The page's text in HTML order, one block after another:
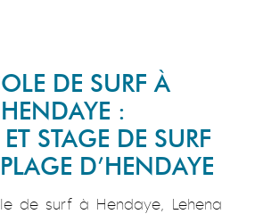
DE SURF À
HENDAYE :
STAGE DE SURF
D’HENDAYE
de surf à Hendaye, Lehena